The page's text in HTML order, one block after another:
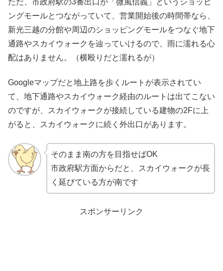
ングモールとつながっていて、営業開始後の時間帯なら、
新光三越の分館や周辺のショッピングモールをつなぐ地下
通路やスカイウォークを辿っていけるので、雨に濡れる心
配はありません。（横殴りだと濡れるが）
Googleマップだと地上路を歩くルートが表示されてい
て、地下通路やスカイウォーク経由のルートは出てこない
のですが、スカイウォークが接続している建物の2Fに上
がると、スカイウォークに続く外出口があります。
そのまま南の方を目指せばOK
市政府駅方面からだと、スカイウォークが長
く延びている方が南です
スポンサーリンク